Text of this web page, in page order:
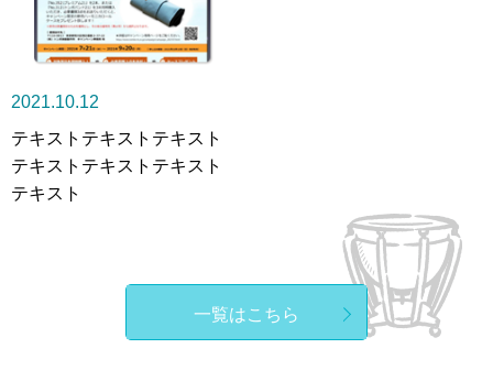
2021.10.12
テキストテキストテキスト
テキストテキストテキスト
テキスト
一覧はこちら